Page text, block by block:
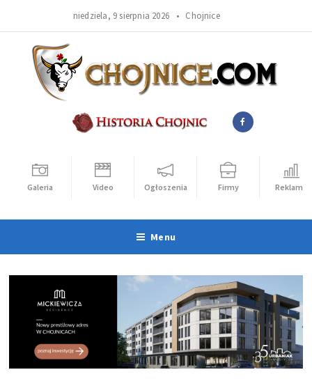
niedziela, 9 sierpnia 2026 • Chojnice
Galeria Video Ogłoszenia Firmy Reklama
Menu